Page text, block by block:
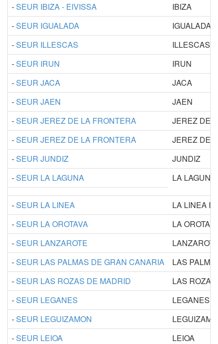
-SEUR IBIZA - EIVISSA
IBIZA
-SEUR IGUALADA
IGUALADA
-SEUR ILLESCAS
ILLESCAS
-SEUR IRUN
IRUN
-SEUR JACA
JACA
-SEUR JAEN
JAEN
-SEUR JEREZ DE LA FRONTERA
JEREZ DE
-SEUR JEREZ DE LA FRONTERA
JEREZ DE
-SEUR JUNDIZ
JUNDIZ
-SEUR LA LAGUNA LA LAGUNA
-SEUR LA LINEA
LA LINEA
-SEUR LA OROTAVA
LA
-SEUR LANZAROTE
-SEUR LAS PALMAS DE GRAN CANARIA
LAS
-SEUR LAS ROZAS DE MADRID
LAS ROZAS
-SEUR LEGANES
LEGANES
-SEUR LEGUIZAMON
-SEUR LEIOA
LEIOA